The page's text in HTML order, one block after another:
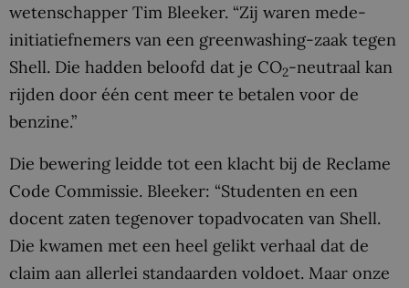
wetenschapper Tim Bleeker. “Zij waren mede-
initiatiefnemers van een greenwashing-zaak tegen
Shell. Die hadden beloofd dat je CO2-neutraal kan
rijden door één cent meer te betalen voor de
benzine.”
Die bewering leidde tot een klacht bij de Reclame
Code Commissie. Bleeker: “Studenten en een
docent zaten tegenover topadvocaten van Shell.
Die kwamen met een heel gelikt verhaal dat de
claim aan allerlei standaarden voldoet. Maar onze